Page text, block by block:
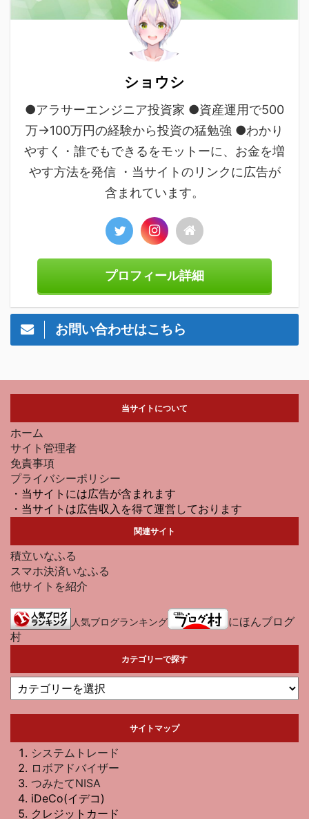
ショウシ
●アラサーエンジニア投資家 ●資産運用で500
万→100万円の経験から投資の猛勉強 ●わかり
やすく・誰でもできるをモットーに、お金を増
やす方法を発信 ・当サイトのリンクに広告が
含まれています。
プロフィール詳細
お問い合わせはこちら
当サイトについて
ホーム
サイト管理者
免責事項
プライバシーポリシー
・当サイトには広告が含まれます
・当サイトは広告収入を得て運営しております
関連サイト
積立いなふる
スマホ決済いなふる
他サイトを紹介
人気ブログランキング
にほんブログ
村
カテゴリーで探す
サイトマップ
システムトレード
ロボアドバイザー
つみたてNISA
iDeCo(イデコ)
クレジットカード